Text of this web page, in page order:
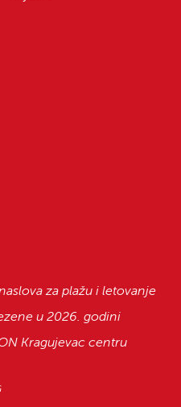
Sad je u prizemlju
dodatnih pitanja,
u Novom
za plažu i letovanje
u 2026. godini
Kragujevac centru